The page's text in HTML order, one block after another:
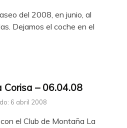
del 2008, en junio, al
Dejamos el coche en el
Corisa – 06.04.08
6 abril 2008
el Club de Montaña La